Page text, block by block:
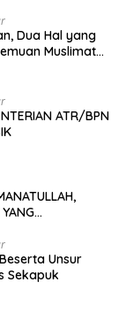
Dua Hal yang
Muslimat
ATR/BPN
Unsur
Sekapuk